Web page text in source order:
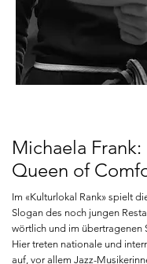
Michaela Frank:
Queen of
Im «Kulturlokal Rank» spielt
Slogan des noch jungen
wörtlich und im übertragenen
Hier treten nationale und
auf, vor allem Jazz-